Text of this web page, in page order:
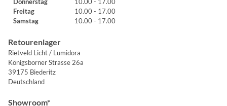
Freitag
10.00 - 17.00
Samstag
10.00 - 17.00
Retourenlager
Rietveld Licht / Lumidora
Königsborner Strasse 26a
39175 Biederitz
Deutschland
Showroom*